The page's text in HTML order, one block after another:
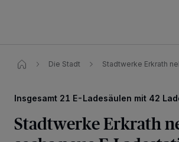
Die Stadt Stadtwerke Erkrath
Insgesamt 21 E-Ladesäulen mit 42
Stadtwerke Erkrath